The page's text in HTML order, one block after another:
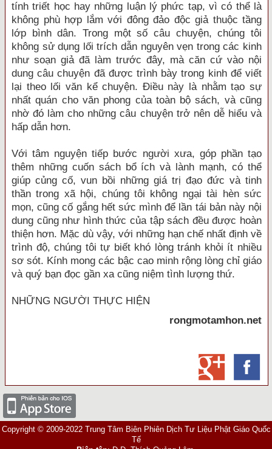
tính triết học hay những luận lý phức tạp, vì có thể là
không phù hợp lắm với đông đảo độc giả thuộc tầng
lớp bình dân. Trong một số câu chuyện, chúng tôi
không sử dụng lối trích dẫn nguyên vẹn trong các kinh
như soạn giả đã làm trước đây, mà căn cứ vào nội
dung câu chuyện đã được trình bày trong kinh để viết
lại theo lối văn kể chuyện. Điều này là nhằm tạo sự
nhất quán cho văn phong của toàn bộ sách, và cũng
nhờ đó làm cho những câu chuyện trở nên dễ hiểu và
hấp dẫn hơn.
Với tâm nguyện tiếp bước người xưa, góp phần tạo
thêm những cuốn sách bổ ích và lành mạnh, có thể
giúp củng cố, vun bồi những giá trị đạo đức và tinh
thần trong xã hội, chúng tôi không ngại tài hèn sức
mọn, cũng cố gắng hết sức mình để lần tái bản này nội
dung cũng như hình thức của tập sách đều được hoàn
thiện hơn. Mặc dù vậy, với những hạn chế nhất định về
trình độ, chúng tôi tự biết khó lòng tránh khỏi ít nhiều
sơ sót. Kính mong các bậc cao minh rộng lòng chỉ giáo
và quý bạn đọc gần xa cũng niệm tình lượng thứ.
NHỮNG NGƯỜI THỰC HIỆN
rongmotamhon.net
Copyright © 2009-2022 Trung Tâm Biên Phiên Dịch Tư Liệu Phật Giáo Quốc
Tế